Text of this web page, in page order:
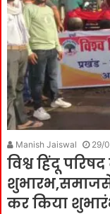
Manish Jaiswal 29/
विश्व हिंदू
कर किया